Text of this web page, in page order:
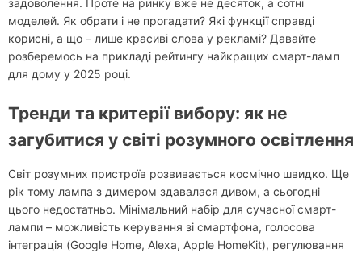
задоволення. Проте на ринку вже не десяток, а сотні
моделей. Як обрати і не прогадати? Які функції справді
корисні, а що – лише красиві слова у рекламі? Давайте
розберемось на прикладі рейтингу найкращих смарт-ламп
для дому у 2025 році.
Тренди та критерії вибору: як не
загубитися у світі розумного освітлення
Світ розумних пристроїв розвивається космічно швидко. Ще
рік тому лампа з димером здавалася дивом, а сьогодні
цього недостатньо. Мінімальний набір для сучасної смарт-
лампи – можливість керування зі смартфона, голосова
інтеграція (Google Home, Alexa, Apple HomeKit), регулювання